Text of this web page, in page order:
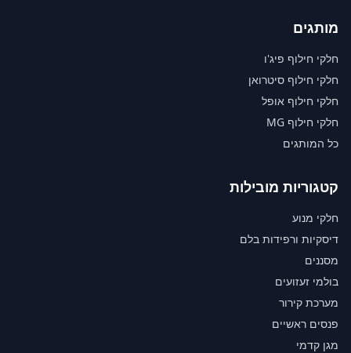
מותגים
חלקי חילוף פיג'ו
חלקי חילוף סיטרואן
חלקי חילוף אופל
חלקי חילוף MG
כל המותגים
קטגוריות מובילות
חלקי מנוע
דיסקיות ורפידות בלם
מסננים
בולמי זעזועים
מערכת קירור
פנסים ראשיים
מגן קדמי